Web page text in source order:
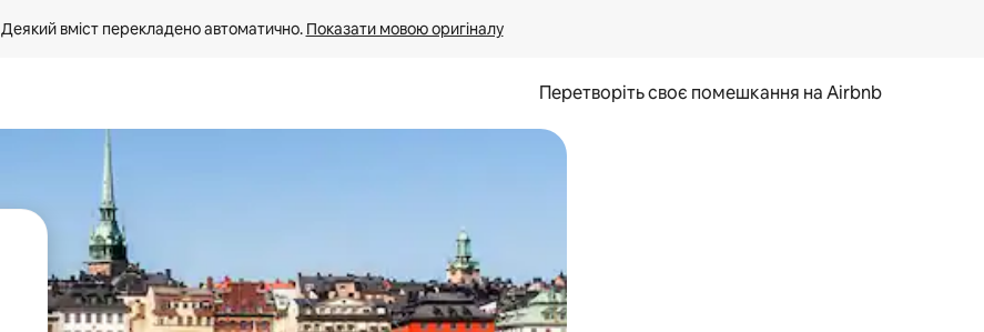
Деякий вміст перекладено автоматично. Показати мовою оригіналу
Перетворіть своє помешкання на Airbnb